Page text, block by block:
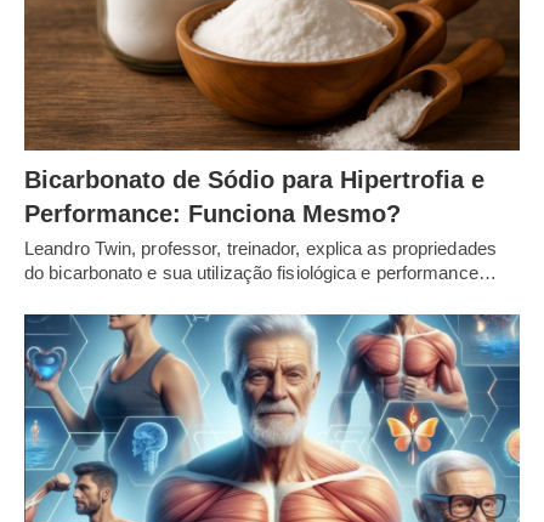
Bicarbonato de Sódio para Hipertrofia e
Performance: Funciona Mesmo?
Leandro Twin, professor, treinador, explica as propriedades
do bicarbonato e sua utilização fisiológica e performance…